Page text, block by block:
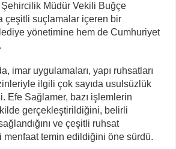
Müdür Vekili Buğçe
çeşitli suçlamalar içeren bir
yönetimine hem de Cumhuriyet
imar uygulamaları, yapı ruhsatları
ilgili çok sayıda usulsüzlük
Efe Sağlamer, bazı işlemlerin
gerçekleştirildiğini, belirli
ve çeşitli ruhsat
menfaat temin edildiğini öne sürdü.